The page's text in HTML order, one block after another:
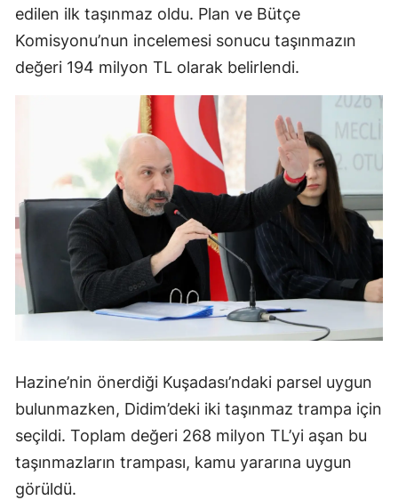
edilen ilk taşınmaz oldu. Plan ve Bütçe
Komisyonu’nun incelemesi sonucu taşınmazın
değeri 194 milyon TL olarak belirlendi.
Hazine’nin önerdiği Kuşadası’ndaki parsel uygun
bulunmazken, Didim’deki iki taşınmaz trampa için
seçildi. Toplam değeri 268 milyon TL’yi aşan bu
taşınmazların trampası, kamu yararına uygun
görüldü.